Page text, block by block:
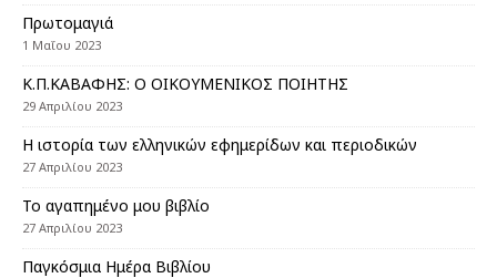
Πρωτομαγιά
1 Μαΐου 2023
Κ.Π.ΚΑΒΑΦΗΣ: Ο ΟΙΚΟΥΜΕΝΙΚΟΣ ΠΟΙΗΤΗΣ
29 Απριλίου 2023
Η ιστορία των ελληνικών εφημερίδων και περιοδικών
27 Απριλίου 2023
Το αγαπημένο μου βιβλίο
27 Απριλίου 2023
Παγκόσμια Ημέρα Βιβλίου